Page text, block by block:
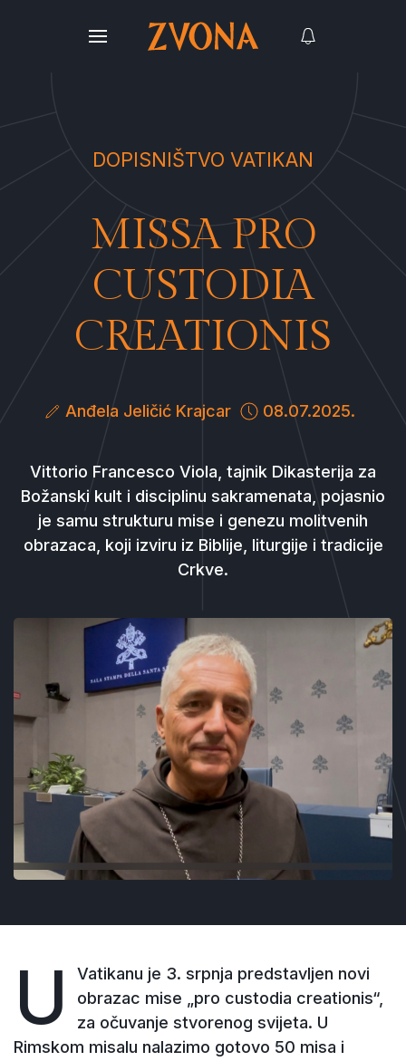
DOPISNIŠTVO VATIKAN
MISSA PRO
CUSTODIA
CREATIONIS
Anđela Jeličić Krajcar 08.07.2025.
Vittorio Francesco Viola, tajnik Dikasterija za
Božanski kult i disciplinu sakramenata, pojasnio
je samu strukturu mise i genezu molitvenih
obrazaca, koji izviru iz Biblije, liturgije i tradicije
Crkve.
U
Vatikanu je 3. srpnja predstavljen novi
obrazac mise „pro custodia creationis“,
za očuvanje stvorenog svijeta. U
Rimskom misalu nalazimo gotovo 50 misa i